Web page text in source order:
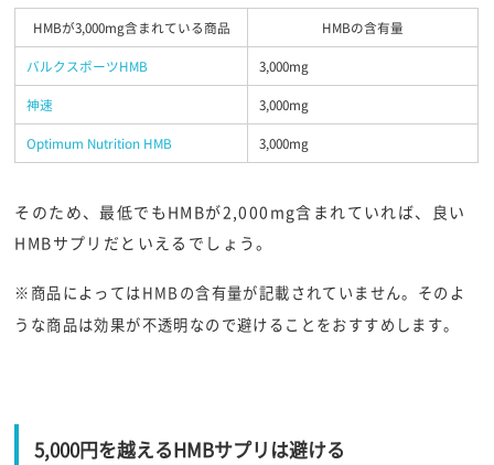
HMBが3,000mg含まれている商品
HMBの含有量
バルクスポーツHMB
3,000mg
神速
3,000mg
Optimum Nutrition HMB
3,000mg
そのため、最低でもHMBが2,000mg含まれていれば、良い
HMBサプリだといえるでしょう。
※商品によってはHMBの含有量が記載されていません。そのよ
うな商品は効果が不透明なので避けることをおすすめします。
5,000円を越えるHMBサプリは避ける